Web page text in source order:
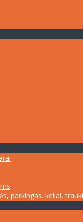
parkingas, keliai,